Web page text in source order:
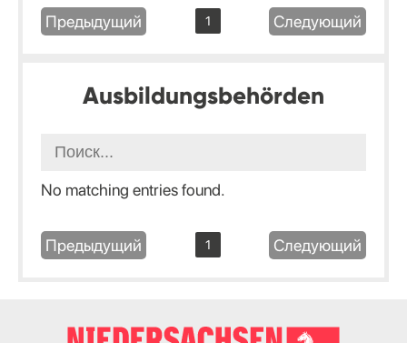
Предыдущий 1 Следующий
Ausbildungsbehörden
No matching entries found.
Предыдущий 1 Следующий